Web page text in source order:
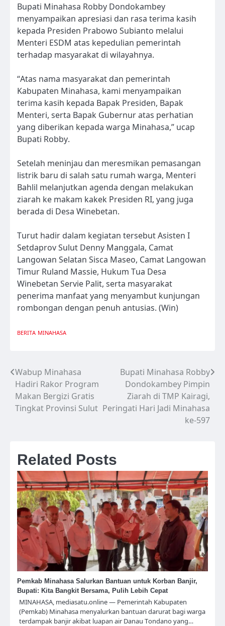
Bupati Minahasa Robby Dondokambey
menyampaikan apresiasi dan rasa terima kasih
kepada Presiden Prabowo Subianto melalui
Menteri ESDM atas kepedulian pemerintah
terhadap masyarakat di wilayahnya.
“Atas nama masyarakat dan pemerintah
Kabupaten Minahasa, kami menyampaikan
terima kasih kepada Bapak Presiden, Bapak
Menteri, serta Bapak Gubernur atas perhatian
yang diberikan kepada warga Minahasa,” ucap
Bupati Robby.
Setelah meninjau dan meresmikan pemasangan
listrik baru di salah satu rumah warga, Menteri
Bahlil melanjutkan agenda dengan melakukan
ziarah ke makam kakek Presiden RI, yang juga
berada di Desa Winebetan.
Turut hadir dalam kegiatan tersebut Asisten I
Setdaprov Sulut Denny Manggala, Camat
Langowan Selatan Sisca Maseo, Camat Langowan
Timur Ruland Massie, Hukum Tua Desa
Winebetan Servie Palit, serta masyarakat
penerima manfaat yang menyambut kunjungan
rombongan dengan penuh antusias. (Win)
BERITA MINAHASA
Navigasi
pos
Wabup Minahasa
Hadiri Rakor Program
Makan Bergizi Gratis
Tingkat Provinsi Sulut
Bupati Minahasa Robby
Dondokambey Pimpin
Ziarah di TMP Kairagi,
Peringati Hari Jadi Minahasa
ke-597
Related Posts
Pemkab Minahasa Salurkan Bantuan untuk Korban Banjir,
Bupati: Kita Bangkit Bersama, Pulih Lebih Cepat
MINAHASA, mediasatu.online — Pemerintah Kabupaten
(Pemkab) Minahasa menyalurkan bantuan darurat bagi warga
terdampak banjir akibat luapan air Danau Tondano yang…